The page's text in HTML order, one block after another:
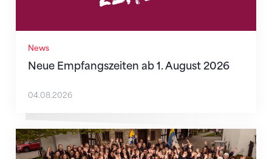
News
Neue Empfangszeiten ab 1. August 2026
04.08.2026
Mitmachen ist selbstverständlich